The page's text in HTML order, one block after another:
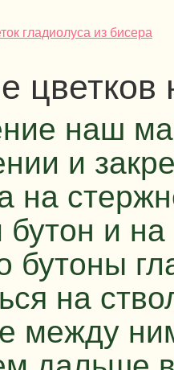
цветков
наш
и
на
и на
бутоны
на
между